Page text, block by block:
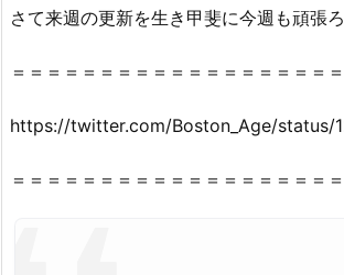
さて来週の更新を生き甲斐に今週も頑張
＝＝＝＝＝＝＝＝＝＝＝＝＝＝＝＝＝＝
https://twitter.com/Boston_Age/status/
＝＝＝＝＝＝＝＝＝＝＝＝＝＝＝＝＝＝